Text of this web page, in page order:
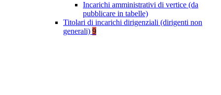
Incarichi amministrativi di vertice (da
pubblicare in tabelle)
Titolari di incarichi dirigenziali (dirigenti non
generali) 9